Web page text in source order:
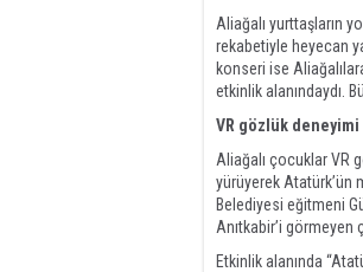
Aliağalı yurttaşların
rekabetiyle heyecan
konseri ise
etkinlik alanındaydı.
VR gözlük deneyimi
Aliağalı çocuklar VR
yürüyerek Atatürk’ün
Belediyesi eğitmeni
Anıtkabir’i
Etkinlik alanında